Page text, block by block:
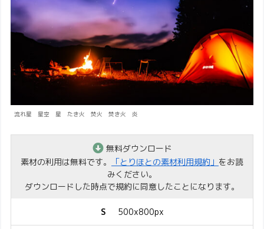
流れ星 星空 星 たき火 焚火 焚き火 炎
無料ダウンロード
素材の利用は無料です。
「とりほとの素材利用規約」 をお読
みください。
ダウンロードした時点で規約に同意したことになります。
S 500x800px